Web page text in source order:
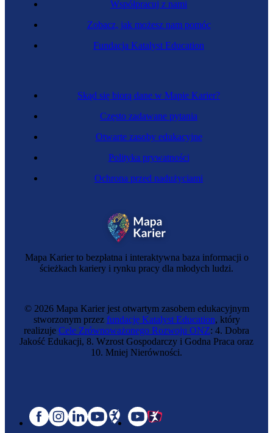
Mapa Karier to bezpłatna i interaktywna baza informacji o
ścieżkach kariery i rynku pracy dla młodych ludzi.
Skąd się biorą dane w Mapie Karier?
Często zadawane pytania
Otwarte zasoby edukacyjne
Polityka prywatności
Ochrona przed nadużyciami
Współpracuj z nami
Zobacz, jak możesz nam pomóc
Fundacja Katalyst Education
© 2026 Mapa Karier jest otwartym zasobem edukacyjnym
stworzonym przez fundację Katalyst Education, który
realizuje Cele Zrównoważonego Rozwoju ONZ: 4. Dobra
Jakość Edukacji, 8. Wzrost Gospodarczy i Godna Praca oraz
10. Mniej Nierówności.